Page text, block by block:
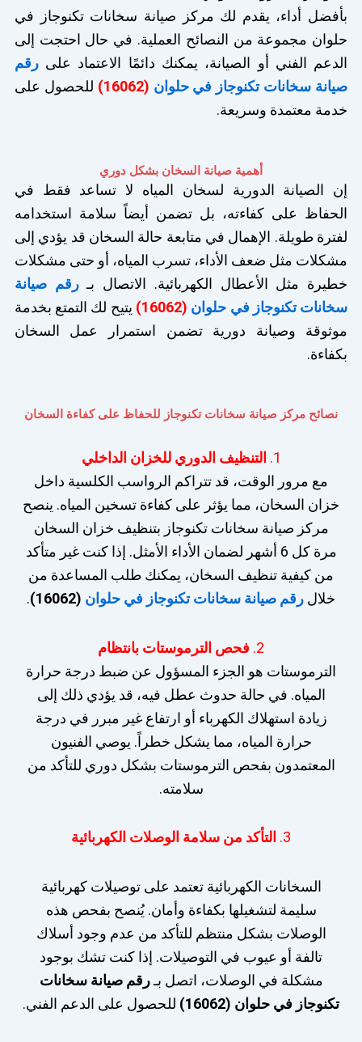
بأفضل أداء، يقدم لك مركز صيانة سخانات تكنوجاز في
حلوان مجموعة من النصائح العملية. في حال احتجت إلى
الدعم الفني أو الصيانة، يمكنك دائمًا الاعتماد علىرقم
صيانة سخانات تكنوجاز في حلوان (16062)
للحصول على
خدمة معتمدة وسريعة.
أهمية صيانة السخان بشكل دوري
إن الصيانة الدورية لسخان المياه لا تساعد فقط في
الحفاظ على كفاءته، بل تضمن أيضاً سلامة استخدامه
لفترة طويلة. الإهمال في متابعة حالة السخان قد يؤدي إلى
مشكلات مثل ضعف الأداء، تسرب المياه، أو حتى مشكلات
خطيرة مثل الأعطال الكهربائية. الاتصال بـرقم صيانة
سخانات تكنوجاز في حلوان (16062)
يتيح لك التمتع بخدمة
موثوقة وصيانة دورية تضمن استمرار عمل السخان
بكفاءة.
نصائح مركز صيانة سخانات تكنوجاز للحفاظ على كفاءة السخان
1.
التنظيف الدوري للخزان الداخلي
مع مرور الوقت، قد تتراكم الرواسب الكلسية داخل
خزان السخان، مما يؤثر على كفاءة تسخين المياه. ينصح
مركز صيانة سخانات تكنوجاز بتنظيف خزان السخان
مرة كل 6 أشهر لضمان الأداء الأمثل. إذا كنت غير متأكد
من كيفية تنظيف السخان، يمكنك طلب المساعدة من
خلال رقم صيانة سخانات تكنوجاز في حلوان (16062)
.
2. فحص الترموستات بانتظام
الترموستات هو الجزء المسؤول عن ضبط درجة حرارة
المياه. في حالة حدوث عطل فيه، قد يؤدي ذلك إلى
زيادة استهلاك الكهرباء أو ارتفاع غير مبرر في درجة
حرارة المياه، مما يشكل خطراً. يوصي الفنيون
المعتمدون بفحص الترموستات بشكل دوري للتأكد من
سلامته.
3. التأكد من سلامة الوصلات الكهربائية
السخانات الكهربائية تعتمد على توصيلات كهربائية
سليمة لتشغيلها بكفاءة وأمان. يُنصح بفحص هذه
الوصلات بشكل منتظم للتأكد من عدم وجود أسلاك
تالفة أو عيوب في التوصيلات. إذا كنت تشك بوجود
مشكلة في الوصلات، اتصل بـرقم صيانة سخانات
تكنوجاز في حلوان (16062)
للحصول على الدعم الفني.